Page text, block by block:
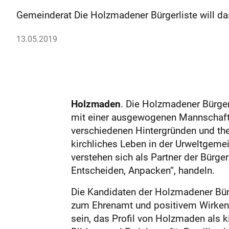
Gemeinderat Die Holzmadener Bürgerliste will
13.05.2019
Holzmaden. Die Holzmadener
mit einer ausgewogenen
verschiedenen Hintergründen und
kirchliches Leben in der
verstehen sich als Partner der
Entscheiden, Anpacken“, handeln.
Die Kandidaten der Holzmadener
zum Ehrenamt und positivem
sein, das Profil von Holzmaden als